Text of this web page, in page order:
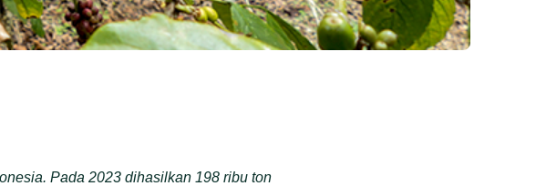
Pada 2023 dihasilkan 198 ribu ton